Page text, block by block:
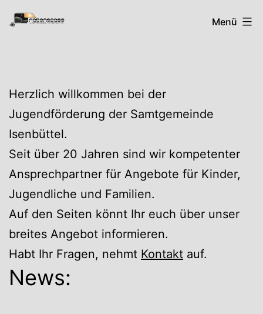
Zum
Inhalt
RabenspassMenü
Herzlich willkommen bei der
Jugendförderung der Samtgemeinde
Isenbüttel.
Seit über 20 Jahren sind wir kompetenter
Ansprechpartner für Angebote für Kinder,
Jugendliche und Familien.
Auf den Seiten könnt Ihr euch über unser
breites Angebot informieren.
Habt Ihr Fragen, nehmt Kontakt auf.
News: